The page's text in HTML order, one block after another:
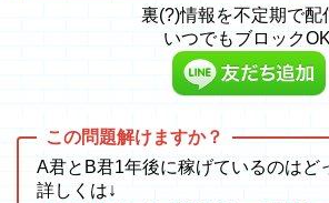
裏(?)情報を不定期で配
いつでもブロック
A君とB君1年後に稼げているのはど
詳しくは↓